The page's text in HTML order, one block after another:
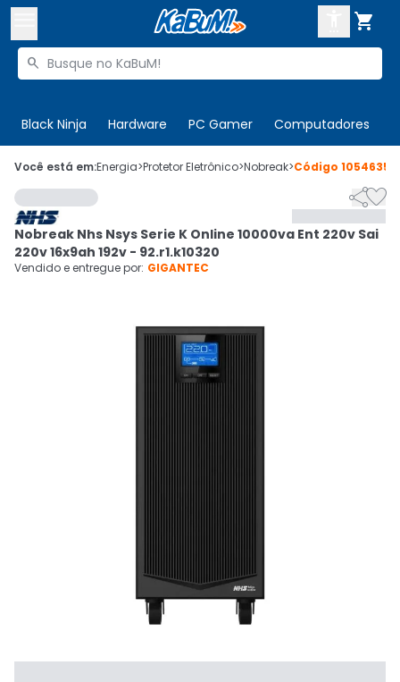

Buscar produtos

Black Ninja Hardware PC Gamer Computadores
 Olá. Acesse sua conta
 Departamentos
Cupons
Ativar tradutor em libras
CADASTRE-SE
Você está em:Energia>Protetor Eletrônico>Nobreak>Código 1054635

Nobreak Nhs Nsys Serie K Online 10000va Ent 220v Sai
220v 16x9ah 192v - 92.r1.k10320
Vendido e entregue por: GIGANTEC